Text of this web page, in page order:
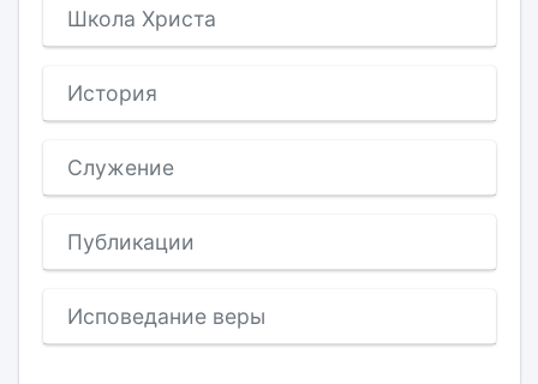
Школа Христа
История
Служение
Публикации
Исповедание веры